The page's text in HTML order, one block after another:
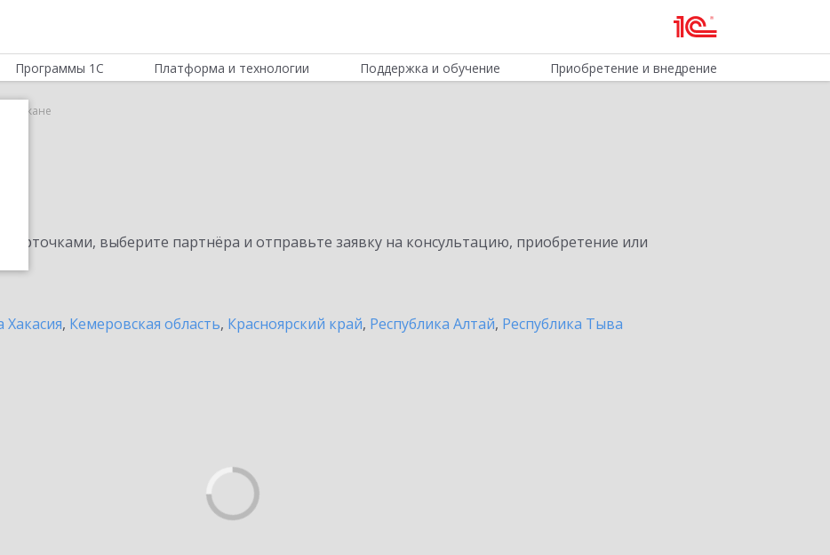
Программы 1С Платформа и технологии Поддержка и обучение Приобретение и внедрение
Абакане
выберите партнёра и отправьте заявку на консультацию, приобретение или
Хакасия, Кемеровская область, Красноярский край, Республика Алтай, Республика Тыва